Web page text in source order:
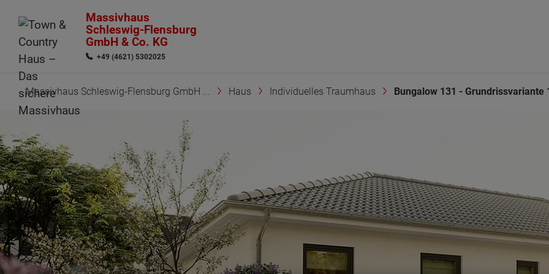
Massivhaus
Schleswig-Flensburg
GmbH & Co. KG
+49 (4621) 5302025
Massivhaus Schleswig-Flensburg GmbH ... Haus Individuelles Traumhaus Bungalow 131 - Grundrissvariante